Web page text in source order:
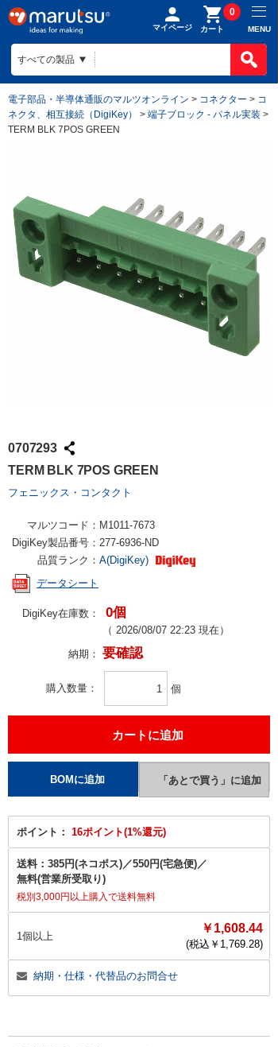
マイページ カート
0
MENU
電子部品・半導体通販のマルツオンライン > コネクター > コ
ネクタ、相互接続（DigiKey）
> 端子ブロック - パネル実装 >
TERM BLK 7POS GREEN
0707293
TERM BLK 7POS GREEN
フェニックス・コンタクト
マルツコード： M1011-7673
DigiKey製品番号： 277-6936-ND
品質ランク： A(DigiKey)
データシート
DigiKey在庫数： 0個
（ 2026/08/07 22:23 現在）
納期： 要確認
購入数量 個
ポイント： 16ポイント(1%還元)
送料： 385円(ネコポス)／550円(宅急便)／
無料(営業所受取り)
税別3,000円以上購入で送料無料
1個以上
￥1,608.44
(税込￥ 1,769.28)
納期・仕様・代替品のお問合せ